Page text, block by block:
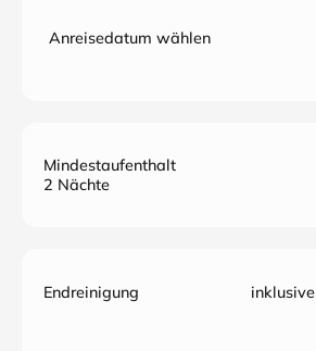
Anreisedatum wählen
Mindestaufenthalt
2 Nächte
Endreinigung inklusive